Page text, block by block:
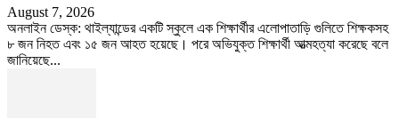
August 7, 2026
অনলাইন ডেস্ক: থাইল্যান্ডের একটি স্কুলে এক শিক্ষার্থীর এলোপাতাড়ি গুলিতে শিক্ষকসহ
৮ জন নিহত এবং ১৫ জন আহত হয়েছে। পরে অভিযুক্ত শিক্ষার্থী আত্মহত্যা করেছে বলে
জানিয়েছে...